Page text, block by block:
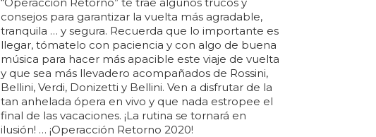
consejos para garantizar la vuelta más agradable,
tranquila … y segura. Recuerda que lo importante es
llegar, tómatelo con paciencia y con algo de buena
música para hacer más apacible este viaje de vuelta
y que sea más llevadero acompañados de Rossini,
Bellini, Verdi, Donizetti y Bellini. Ven a disfrutar de la
tan anhelada ópera en vivo y que nada estropee el
final de las vacaciones. ¡La rutina se tornará en
ilusión! … ¡Operacción Retorno 2020!